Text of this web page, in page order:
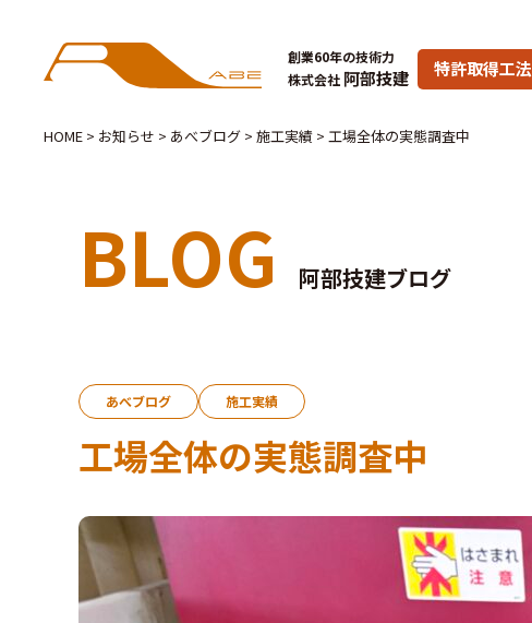
創業60年の技術力
株式会社 阿部技建 特許取得工法
HOME > お知らせ > あべブログ > 施工実績 > 工場全体の実態調査中
BLOG 阿部技建ブログ
あべブログ 施工実績
工場全体の実態調査中